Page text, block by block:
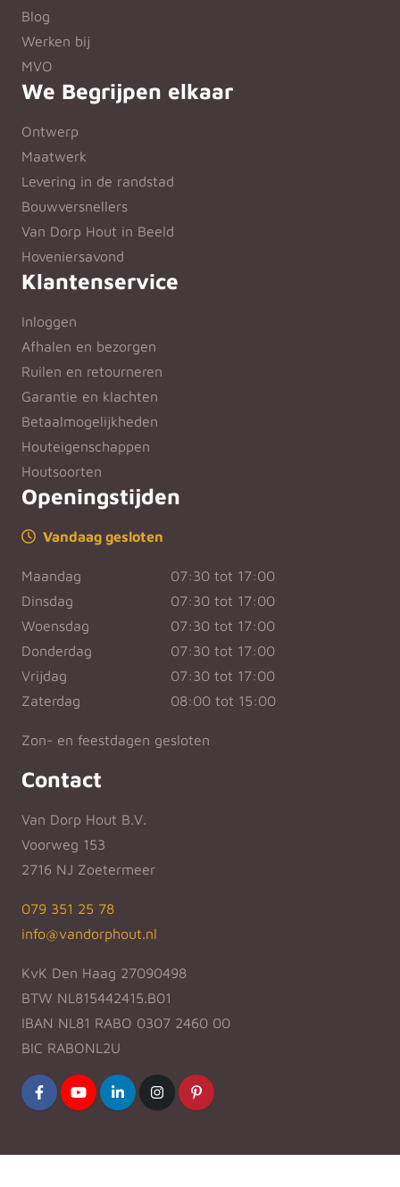
Blog
Werken bij
MVO
We Begrijpen elkaar
Ontwerp
Maatwerk
Levering in de randstad
Bouwversnellers
Van Dorp Hout in Beeld
Hoveniersavond
Klantenservice
Inloggen
Afhalen en bezorgen
Ruilen en retourneren
Garantie en klachten
Betaalmogelijkheden
Houteigenschappen
Houtsoorten
Openingstijden
Vandaag gesloten
Maandag
07:30 tot 17:00
Dinsdag
07:30 tot 17:00
Woensdag
07:30 tot 17:00
Donderdag
07:30 tot 17:00
Vrijdag
07:30 tot 17:00
Zaterdag
08:00 tot 15:00
Zon- en feestdagen gesloten
Contact
Van Dorp Hout B.V.
Voorweg 153
2716 NJ Zoetermeer
079 351 25 78
info@vandorphout.nl
KvK Den Haag 27090498
BTW NL815442415.B01
IBAN NL81 RABO 0307 2460 00
BIC RABONL2U